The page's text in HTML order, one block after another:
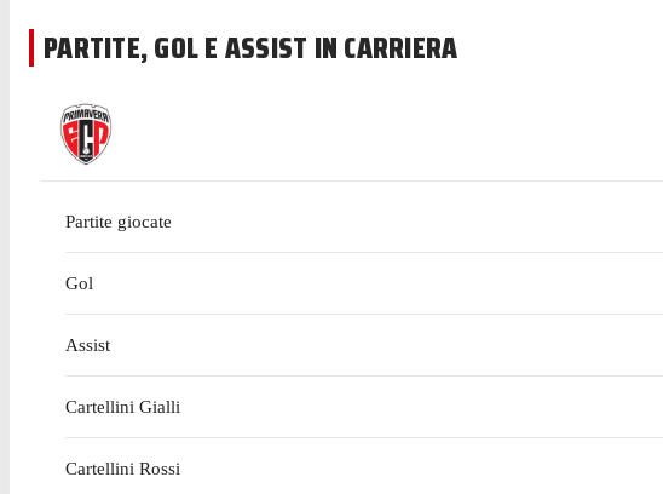
PARTITE, GOL E ASSIST IN CARRIERA
Partite giocate
Gol
Assist
Cartellini Gialli
Cartellini Rossi